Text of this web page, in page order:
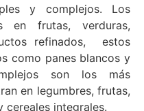
y complejos. Los
en frutas, verduras,
refinados, estos
como panes blancos y
son los más
en legumbres, frutas,
cereales integrales.